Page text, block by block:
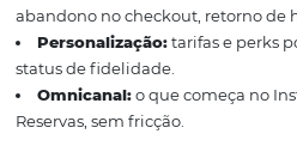
Segurança:evite dados
pagamento seguros.
Transparência:
simples em todos os canais.